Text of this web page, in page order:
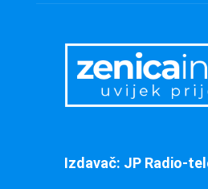
Izdavač: JP Radio-